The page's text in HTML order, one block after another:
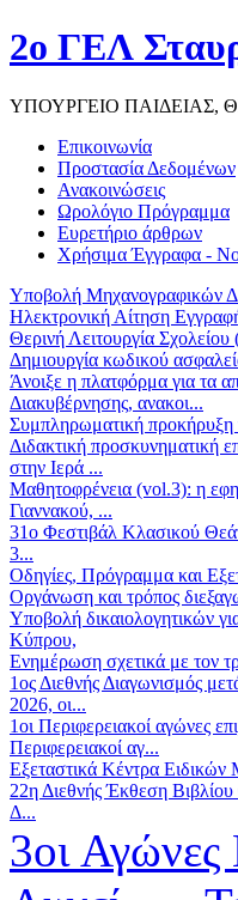
2ο ΓΕΛ
ΥΠΟΥΡΓΕΙΟ
Επικοινωνία
Προστασία Δεδομένων
Ανακοινώσεις
Ωρολόγιο Πρόγραμμα
Ευρετήριο άρθρων
Χρήσιμα Έγγραφα -
Υποβολή Μηχανογραφικών
Ηλεκτρονική Αίτηση
Θερινή Λειτουργία Σχολείου
Δημιουργία κωδικού
Άνοιξε η πλατφόρμα για τα
Διακυβέρνησης, ανακοι...
Συμπληρωματική προκήρυξη
Διδακτική προσκυνηματική
στην Ιερά ...
Μαθητοφρένεια (vol.3): η
Γιαννακού, ...
31ο Φεστιβάλ Κλασικού
3...
Οδηγίες, Πρόγραμμα και
Οργάνωση και τρόπος
Υποβολή δικαιολογητικών
Κύπρου,
Ενημέρωση σχετικά με τον
1ος Διεθνής Διαγωνισμός
2026, οι...
1οι Περιφερειακοί αγώνες
Περιφερειακοί αγ...
Εξεταστικά Κέντρα Ειδικών
22η Διεθνής Έκθεση
Δ...
3οι